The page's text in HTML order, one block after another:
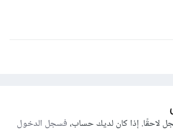
لاحقًا. إذا كان لديك حساب،فسجل الدخول